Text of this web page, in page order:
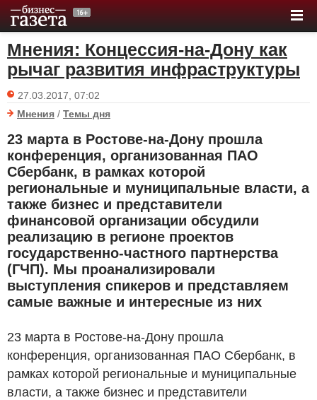
Мнения: Концессия-на-Дону как
рычаг развития инфраструктуры
27.03.2017, 07:02
Мнения / Темы дня
23 марта в Ростове-на-Дону прошла
конференция, организованная ПАО
Сбербанк, в рамках которой
региональные и муниципальные власти, а
также бизнес и представители
финансовой организации обсудили
реализацию в регионе проектов
государственно-частного партнерства
(ГЧП). Мы проанализировали
выступления спикеров и представляем
самые важные и интересные из них
23 марта в Ростове-на-Дону прошла
конференция, организованная ПАО Сбербанк, в
рамках которой региональные и муниципальные
власти, а также бизнес и представители